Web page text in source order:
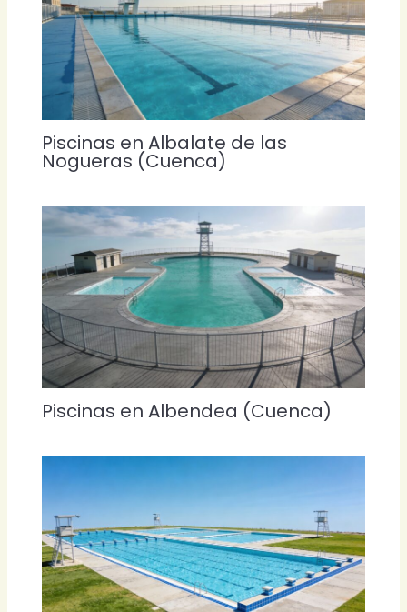
Piscinas en Albalate de las
Nogueras (Cuenca)
Piscinas en Albendea (Cuenca)